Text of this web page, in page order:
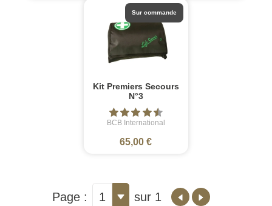
Kit Premiers Secours
N°3
BCB International
65,00 €
Sur commande
Page : 1 sur 1